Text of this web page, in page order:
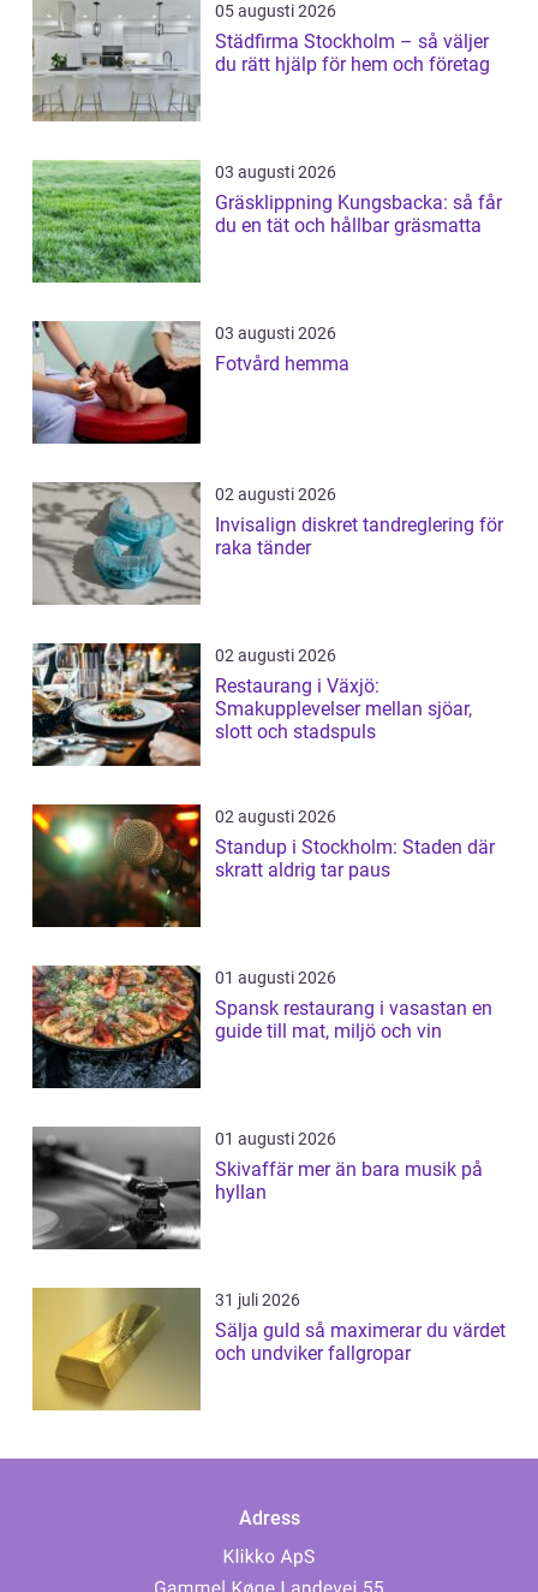
05 augusti 2026
Städfirma Stockholm – så väljer
du rätt hjälp för hem och företag
03 augusti 2026
Gräsklippning Kungsbacka: så får
du en tät och hållbar gräsmatta
03 augusti 2026
Fotvård hemma
02 augusti 2026
Invisalign diskret tandreglering för
raka tänder
02 augusti 2026
Restaurang i Växjö:
Smakupplevelser mellan sjöar,
slott och stadspuls
02 augusti 2026
Standup i Stockholm: Staden där
skratt aldrig tar paus
01 augusti 2026
Spansk restaurang i vasastan en
guide till mat, miljö och vin
01 augusti 2026
Skivaffär mer än bara musik på
hyllan
31 juli 2026
Sälja guld så maximerar du värdet
och undviker fallgropar
Adress